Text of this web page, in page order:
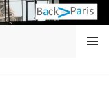
MENU